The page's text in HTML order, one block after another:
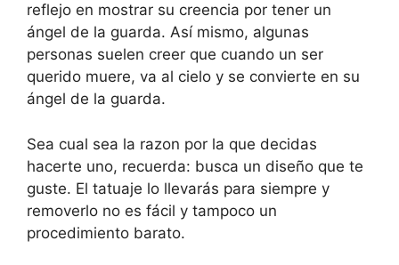
reflejo en mostrar su creencia por tener un
ángel de la guarda. Así mismo, algunas
personas suelen creer que cuando un ser
querido muere, va al cielo y se convierte en su
ángel de la guarda.
Sea cual sea la razon por la que decidas
hacerte uno, recuerda: busca un diseño que te
guste. El tatuaje lo llevarás para siempre y
removerlo no es fácil y tampoco un
procedimiento barato.